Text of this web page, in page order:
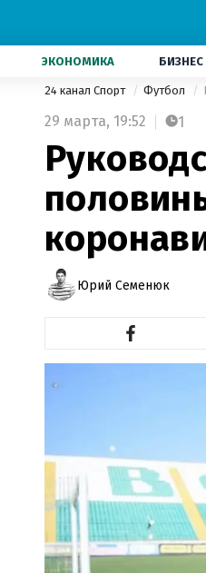
ЭКОНОМИКА БИЗНЕС
24 канал Спорт Футбол
29 марта, 19:52 1
Юрий Семенюк